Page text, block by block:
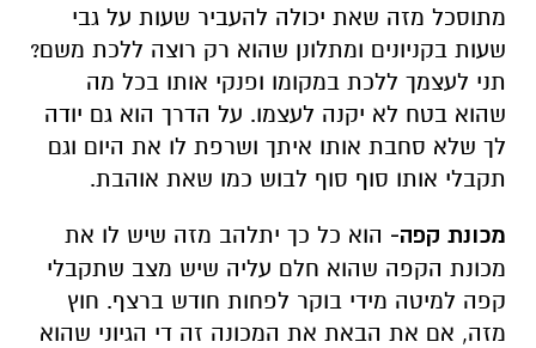
מתוסכל מזה שאת יכולה להעביר שעות על גבי
שעות בקניונים ומתלונן שהוא רק רוצה ללכת משם?
תני לעצמך ללכת במקומו ופנקי אותו בכל מה
שהוא בטח לא יקנה לעצמו. על הדרך הוא גם יודה
לך שלא סחבת אותו איתך ושרפת לו את היום וגם
תקבלי אותו סוף סוף לבוש כמו שאת אוהבת.
מכונת קפה- הוא כל כך יתלהב מזה שיש לו את
מכונת הקפה שהוא חלם עליה שיש מצב שתקבלי
קפה למיטה מידי בוקר לפחות חודש ברצף. חוץ
מזה, אם את הבאת את המכונה זה די הגיוני שהוא